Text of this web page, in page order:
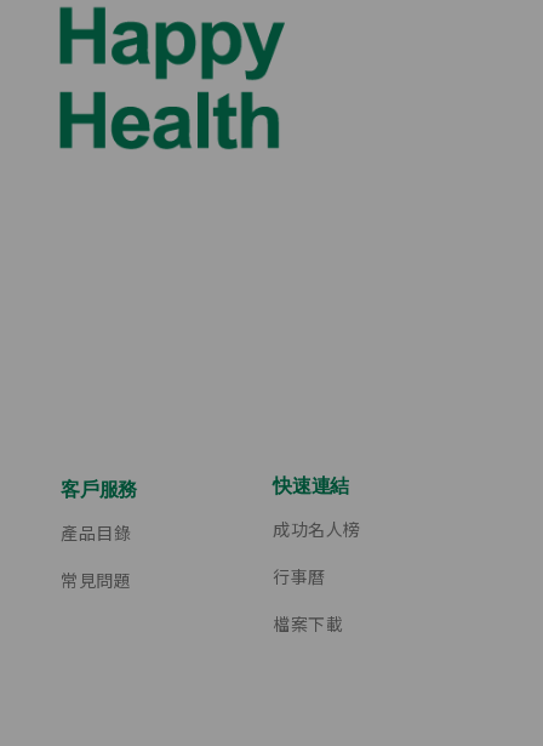
客戶服務
產品目錄
常見問題
快速連結
成功名人榜
行事曆
檔案下載